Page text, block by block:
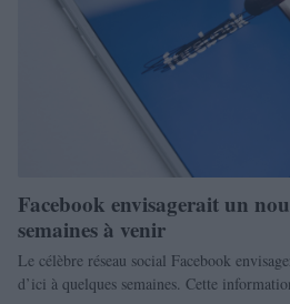
Facebook envisagerait un
semaines à venir
Le célèbre réseau social Facebook
d’ici à quelques semaines. Cette